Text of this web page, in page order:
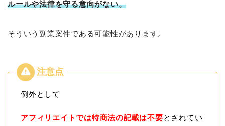
ルールや法律を守る意向がない。
そういう副業案件である可能性があります。
例外として
アフィリエイトでは特商法の記載は不要とされてい